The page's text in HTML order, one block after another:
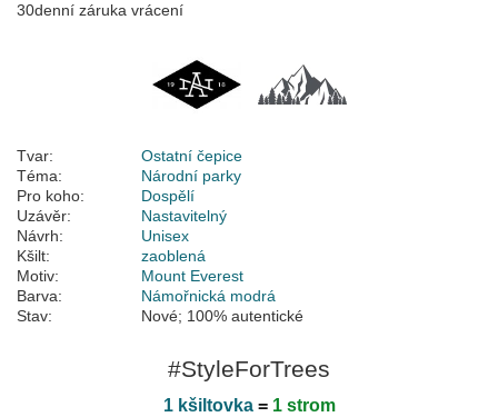
30denní záruka vrácení
Tvar:
Ostatní čepice
Téma:
Národní parky
Pro koho:
Dospělí
Uzávěr:
Nastavitelný
Návrh:
Unisex
Kšilt:
zaoblená
Motiv:
Mount Everest
Barva:
Námořnická modrá
Stav:
Nové; 100% autentické
#StyleForTrees
1 kšiltovka= 1 strom